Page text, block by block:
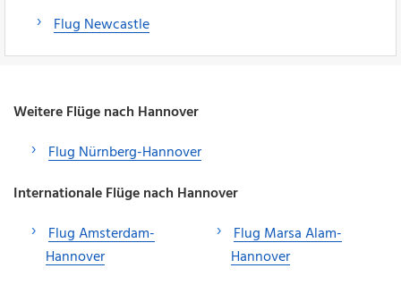
Flug Newcastle
Weitere Flüge nach Hannover
Flug Nürnberg-Hannover
Internationale Flüge nach Hannover
Flug Amsterdam-
Hannover
Flug Marsa Alam-
Hannover